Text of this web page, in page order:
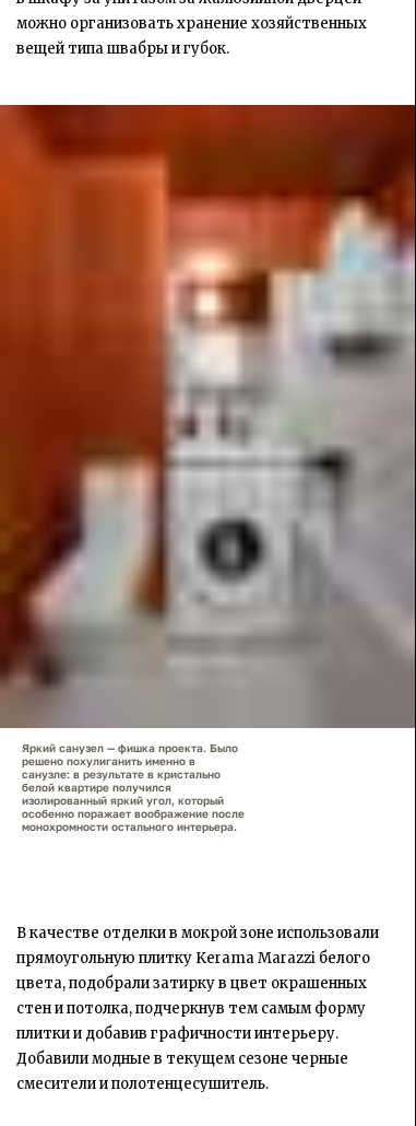
можно организовать хранение хозяйственных
вещей типа швабры и губок.
Яркий санузел — фишка проекта. Было
решено похулиганить именно в
санузле: в результате в кристально
белой квартире получился
изолированный яркий угол, который
особенно поражает воображение после
монохромности остального интерьера.
В качестве отделки в мокрой зоне использовали
прямоугольную плитку Kerama Marazzi белого
цвета, подобрали затирку в цвет окрашенных
стен и потолка, подчеркнув тем самым форму
плитки и добавив графичности интерьеру.
Добавили модные в текущем сезоне черные
смесители и полотенцесушитель.